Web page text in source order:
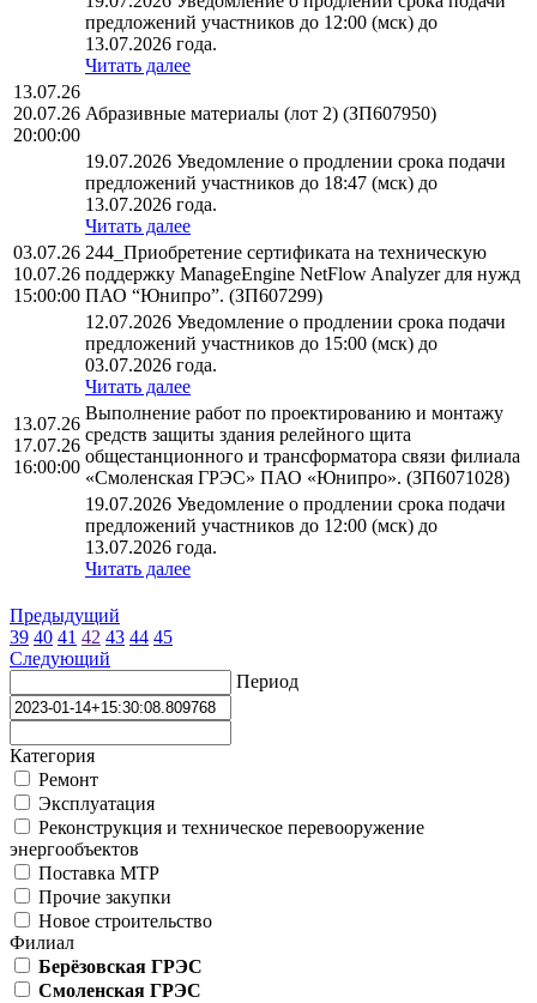
предложений участников до 12:00 (мск) до
13.07.2026 года.
Читать далее
13.07.26
20.07.26
20:00:00
Абразивные материалы (лот 2) (ЗП607950)
19.07.2026 Уведомление о продлении срока подачи
предложений участников до 18:47 (мск) до
13.07.2026 года.
Читать далее
03.07.26
10.07.26
15:00:00
244_Приобретение сертификата на техническую
поддержку ManageEngine NetFlow Analyzer для нужд
ПАО “Юнипро”. (ЗП607299)
12.07.2026 Уведомление о продлении срока подачи
предложений участников до 15:00 (мск) до
03.07.2026 года.
Читать далее
13.07.26
17.07.26
16:00:00
Выполнение работ по проектированию и монтажу
средств защиты здания релейного щита
общестанционного и трансформатора связи филиала
«Смоленская ГРЭС» ПАО «Юнипро». (ЗП6071028)
19.07.2026 Уведомление о продлении срока подачи
предложений участников до 12:00 (мск) до
13.07.2026 года.
Читать далее
Предыдущий
39 40 41 42 43 44 45
Следующий
Период
Категория
Ремонт
Эксплуатация
Реконструкция и техническое перевооружение
энергообъектов
Поставка МТР
Прочие закупки
Новое строительство
Филиал
Берёзовская ГРЭС
Смоленская ГРЭС